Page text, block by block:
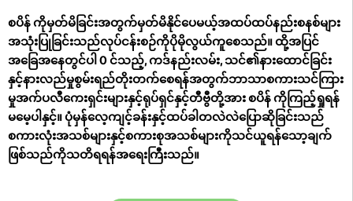
စပိန် ကိုမှတ်မိခြင်းအတွက်မှတ်မိနိုင်ပေမယ့်အထပ်ထပ်နည်းစနစ်များ
အသုံးပြုခြင်းသည်လုပ်ငန်းစဉ်ကိုပိုမိုလွယ်ကူစေသည်။ ထို့အပြင်
အခြေအနေတွင်ပါ 0 င်သည့်, ကဒ်နည်းလမ်း, သင်၏နားထောင်ခြင်း
နှင့်နားလည်မှုစွမ်းရည်တိုးတက်စေရန်အတွက်ဘာသာစကားသင်ကြား
မှုအက်ပလီကေးရှင်းများနှင့်ရုပ်ရှင်နှင့်တီဗွီတို့အား စပိန် ကိုကြည့်ရှုရန်
မမေ့ပါနှင့်။ ပုံမှန်လေ့ကျင့်ခန်းနှင့်ထပ်ခါတလဲလဲပြောဆိုခြင်းသည်
စကားလုံးအသစ်များနှင့်စကားစုအသစ်များကိုသင်ယူရန်သော့ချက်
ဖြစ်သည်ကိုသတိရရန်အရေးကြီးသည်။